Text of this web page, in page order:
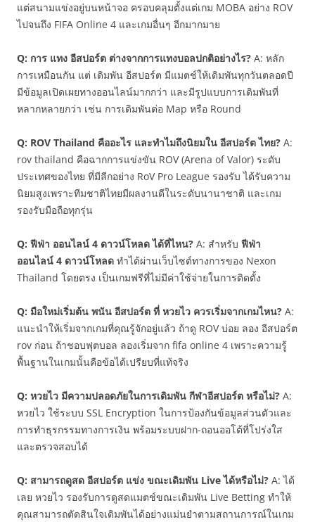
แต่สนามแข่งอยู่บนหน้าจอ ครอบคลุมตั้งแต่เกม MOBA อย่าง ROV
ไปจนถึง FIFA Online 4 และเกมอื่นๆ อีกมากมาย
Q: การ แทง อีสปอร์ต ต่างจากการแทงบอลปกติอย่างไร? A: หลัก
การเหมือนกัน แต่ เดิมพัน อีสปอร์ต มีแมตช์ให้เดิมพันทุกวันตลอดปี
มีข้อมูลเปิดเผยทางออนไลน์มากกว่า และมีรูปแบบการเดิมพันที่
หลากหลายกว่า เช่น การเดิมพันต่อ Map หรือ Round
Q: ROV Thailand คืออะไร และทำไมถึงนิยมใน อีสปอร์ต ไทย? A:
rov thailand คือฉากการแข่งขัน ROV (Arena of Valor) ระดับ
ประเทศของไทย ที่มีลีกอย่าง RoV Pro League รองรับ ได้รับความ
นิยมสูงเพราะทีมชาติไทยมีผลงานดีในระดับนานาชาติ และเกม
รองรับมือถือทุกรุ่น
Q: ฟีฟ่า ออนไลน์ 4 ดาวน์โหลด ได้ที่ไหน? A: สำหรับ ฟีฟ่า
ออนไลน์ 4 ดาวน์โหลด ทำได้ผ่านเว็บไซต์ทางการของ Nexon
Thailand โดยตรง เป็นเกมฟรีที่ไม่มีค่าใช้จ่ายในการติดตั้ง
Q: มือใหม่เริ่มต้น พนัน อีสปอร์ต ที่ หวยไว ควรเริ่มจากเกมไหน? A:
แนะนำให้เริ่มจากเกมที่คุณรู้จักอยู่แล้ว ถ้าดู ROV บ่อย ลอง อีสปอร์ต
rov ก่อน ถ้าชอบฟุตบอล ลองเริ่มจาก fifa online 4 เพราะความรู้
พื้นฐานในเกมนั้นคือข้อได้เปรียบที่แท้จริง
Q: หวยไว มีความปลอดภัยในการเดิมพัน กีฬาอีสปอร์ต หรือไม่? A:
หวยไว ใช้ระบบ SSL Encryption ในการป้องกันข้อมูลส่วนตัวและ
การทำธุรกรรมทางการเงิน พร้อมระบบฝาก-ถอนออโต้ที่โปร่งใส
และตรวจสอบได้
Q: สามารถดูสด อีสปอร์ต แข่ง ขณะเดิมพัน Live ได้หรือไม่? A: ได้
เลย หวยไว รองรับการดูสดแมตช์ขณะเดิมพัน Live Betting ทำให้
คุณสามารถตัดสินใจเดิมพันได้อย่างแม่นยำตามสถานการณ์ในเกม